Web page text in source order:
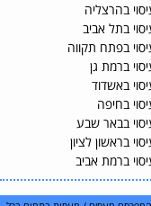
בהרצליה
בתל אביב
בפתח תקווה
ברמת גן
באשדוד
בחיפה
בבאר שבע
בראשון לציון
ברמת אביב